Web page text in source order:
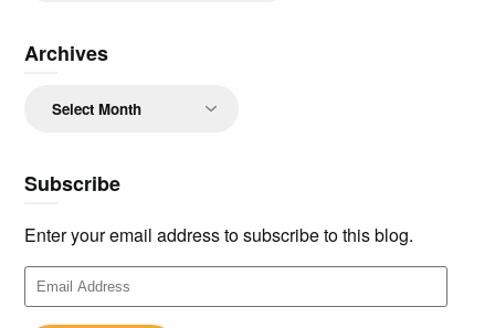
Archives
Subscribe
Enter your email address to subscribe to this blog.
Email
Address